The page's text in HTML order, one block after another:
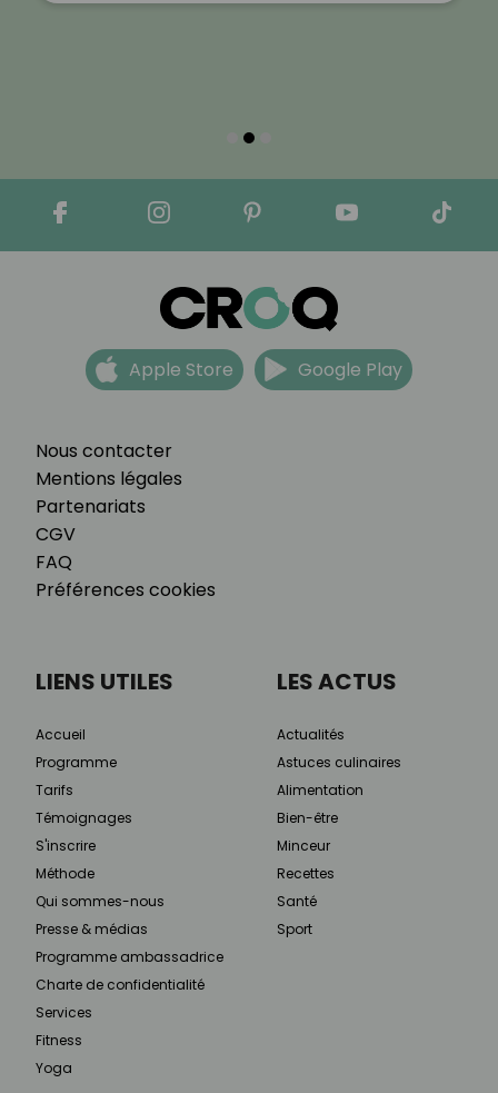
Nous contacter
Mentions légales
Partenariats
CGV
FAQ
Préférences cookies
Apple Store Google Play
LIENS UTILES
Accueil
Programme
Tarifs
Témoignages
S'inscrire
Méthode
Qui sommes-nous
Presse & médias
Programme ambassadrice
Charte de confidentialité
Services
Fitness
Yoga
LES ACTUS
Actualités
Astuces culinaires
Alimentation
Bien-être
Minceur
Recettes
Santé
Sport